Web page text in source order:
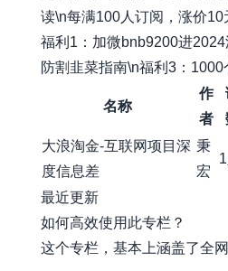
读\n每满100人订阅，涨价10
福利1：加微bnb9200进2024
防割韭菜指南\n福利3：1000
名称
作
者
大浪淘金-互联网项目深
度信息差
秉
宏
最近更新
如何高效使用此专栏？
这个专栏，基本上涵盖了全